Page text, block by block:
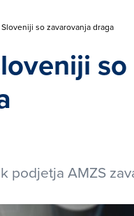
so zavarovanja draga
so
podjetja AMZS